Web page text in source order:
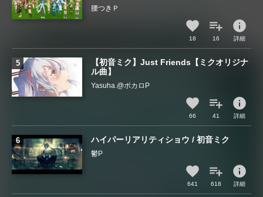
腰つきＰ
18 16
info
詳細
【初音ミク】Just Friends【ミクオリジナ
ル曲】
Yasuha.@ボカロP
66 41
info
詳細
ハイパーリアリティショウ / 初音ミク
鬱P
641 618
info
詳細